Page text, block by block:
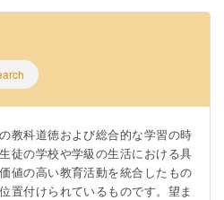
教科道徳および総合的な学習の時
徒の学校や学級の生活における具
値の高い教育活動を統合したもの
置付けられているものです。望ま